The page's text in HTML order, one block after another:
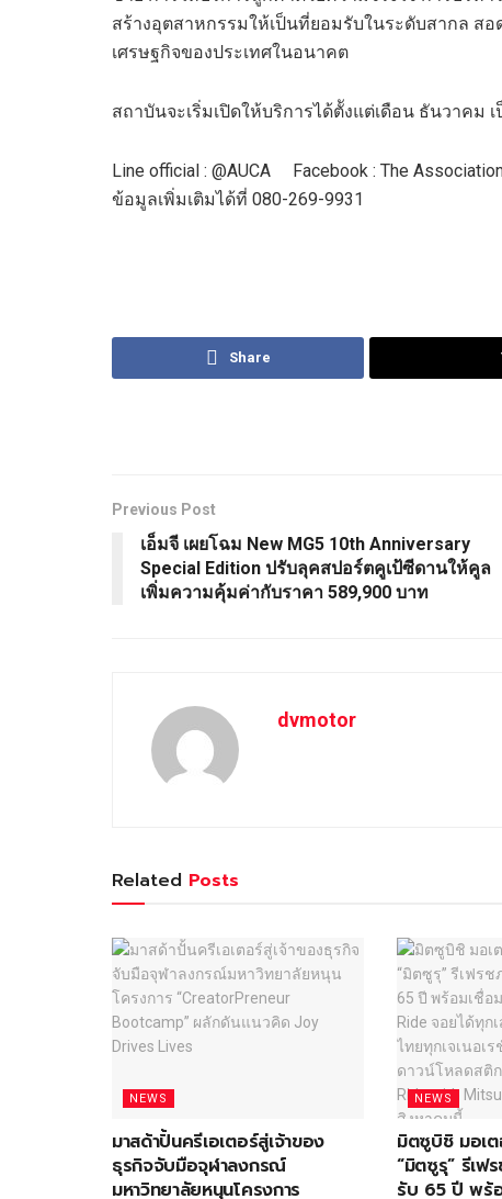
สร้างอุตสาหกรรมให้เป็นที่ยอมรับในระดับสากล ส
เศรษฐกิจของประเทศในอนาคต
สถาบันจะเริ่มเปิดให้บริการได้ตัังแต่เดือน ธันวาค
Line official : @AUCA Facebook : The
ข้อมูลเพิ่มเติมได้ที่ 080-269-9931
Share
Previous Post
เอ็มจี เผยโฉม New MG5 10th Anniversary
Special Edition ปรับลุคสปอร์ตคูเป้ซีดานให้คูล
เพิ่มความคุ้มค่ากับราคา 589,900 บาท
dvmotor
Related Posts
NEWS
มาสด้าปั้นครีเอเตอร์สู่เจ้าของ
ธุรกิจจับมือจุฬาลงกรณ์
มหาวิทยาลัยหนุนโครงการ
NEWS
มิตซูบิชิ มอเต
“มิตซูรุ” รีเ
รับ 65 ปี พร้